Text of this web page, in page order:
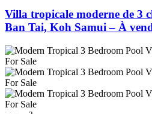
Villa tropicale moderne de 3
Ban Tai, Koh Samui – À